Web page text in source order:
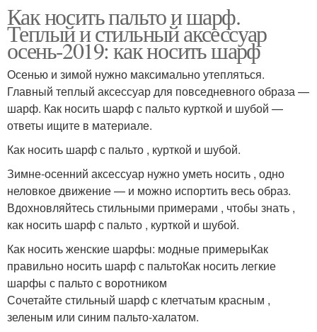
Как носить пальто и шарф.
Теплый и стильный аксессуар
осень-2019: как носить шарф
Осенью и зимой нужно максимально утепляться.
Главный теплый аксессуар для повседневного образа —
шарф. Как носить шарф с пальто курткой и шубой —
ответы ищите в материале.
Как носить шарф с пальто , курткой и шубой.
Зимне-осенний аксессуар нужно уметь носить , одно
неловкое движение — и можно испортить весь образ.
Вдохновляйтесь стильными примерами , чтобы знать ,
как носить шарф с пальто , курткой и шубой.
Как носить женские шарфы: модные примерыКак
правильно носить шарф с пальтоКак носить легкие
шарфы с пальто с воротником
Сочетайте стильный шарф с клетчатым красным ,
зеленым или синим пальто-халатом.